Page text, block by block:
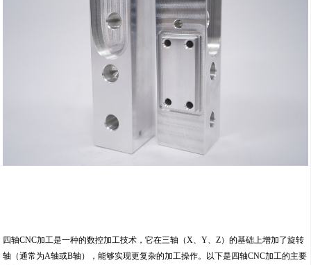
四轴CNC加工是一种的数控加工技术，它在三轴（X、Y、Z）的基础上增加了旋转
轴（通常为A轴或B轴），能够实现更复杂的加工操作。以下是四轴CNC加工的主要